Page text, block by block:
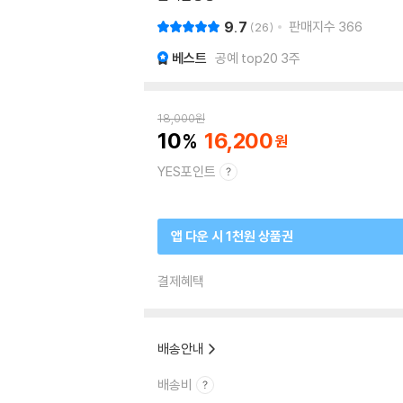
9.7 26 판매지수 366
베스트 공예 top20 3주
18,000원
10 16,200
YES포인트
앱 다운 시 1천원 상품권
결제혜택
배송안내
배송비